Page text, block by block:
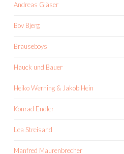
Andreas Gläser
Bov Bjerg
Brauseboys
Hauck und Bauer
Heiko Werning & Jakob Hein
Konrad Endler
Lea Streisand
Manfred Maurenbrecher